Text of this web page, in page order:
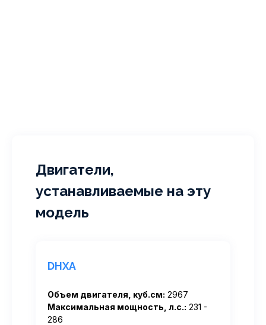
Двигатели,
устанавливаемые на эту
модель
DHXA
Объем двигателя, куб.см: 2967
Максимальная мощность, л.с.: 231 -
286